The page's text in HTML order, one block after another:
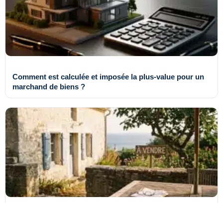
Comment est calculée et imposée la plus-value pour un
marchand de biens ?